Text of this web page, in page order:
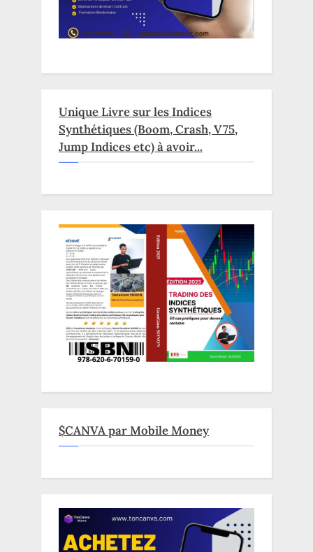
Unique Livre sur les Indices
Synthétiques (Boom, Crash, V75,
Jump Indices etc) à avoir...
$CANVA par Mobile Money